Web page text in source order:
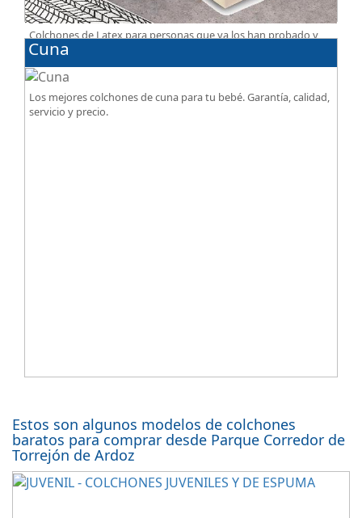
Colchones de Latex para personas que ya los han probado y
les gusta esa sensación de confort.
Cuna
Los mejores colchones de cuna para tu bebé. Garantía, calidad,
servicio y precio.
Estos son algunos modelos de colchones
baratos para comprar desde Parque Corredor de
Torrejón de Ardoz